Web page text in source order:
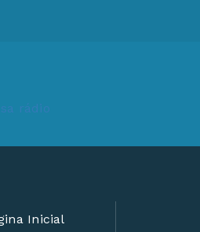
Inicial